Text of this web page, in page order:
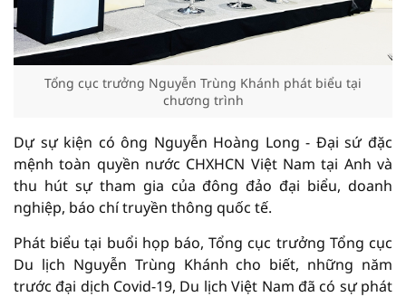
Tổng cục trưởng Nguyễn Trùng Khánh phát biểu tại
chương trình
Dự sự kiện có ông Nguyễn Hoàng Long - Đại sứ đặc
mệnh toàn quyền nước CHXHCN Việt Nam tại Anh và
thu hút sự tham gia của đông đảo đại biểu, doanh
nghiệp, báo chí truyền thông quốc tế.
Phát biểu tại buổi họp báo, Tổng cục trưởng Tổng cục
Du lịch Nguyễn Trùng Khánh cho biết, những năm
trước đại dịch Covid-19, Du lịch Việt Nam đã có sự phát